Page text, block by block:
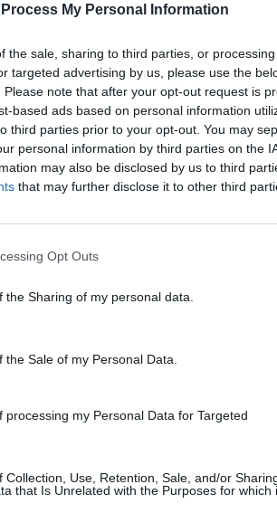
Process My Personal Information
the sale, sharing to third parties, or
targeted advertising by us, please use the
note that after your opt-out request is
based ads based on personal information
third parties prior to your opt-out. You may
personal information by third parties on the
may also be disclosed by us to third
that may further disclose it to other third
Opt Outs
the Sharing of my personal data.
Sale of my Personal Data.
processing my Personal Data for Targeted
Collection, Use, Retention, Sale, and/or
that Is Unrelated with the Purposes for which
/ Shutterstock)